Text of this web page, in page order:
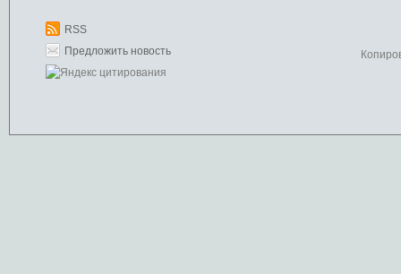
RSS
Предложить новость